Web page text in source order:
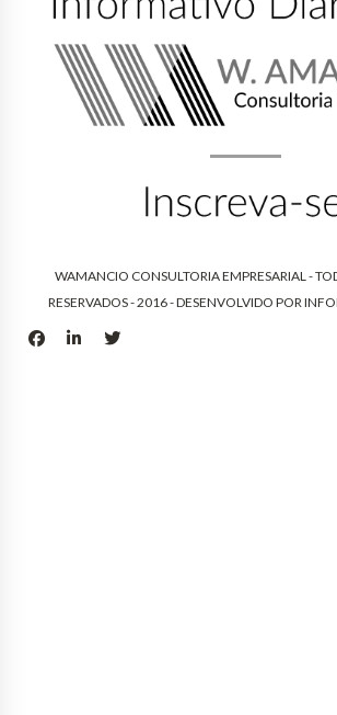
WAMANCIO CONSULTORIA EMPRESARIAL -
RESERVADOS - 2016 - DESENVOLVIDO POR